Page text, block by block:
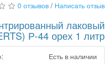
0 отзывов / Написать отзыв
лаковый
Р-44 орех 1 литр
Есть в наличии